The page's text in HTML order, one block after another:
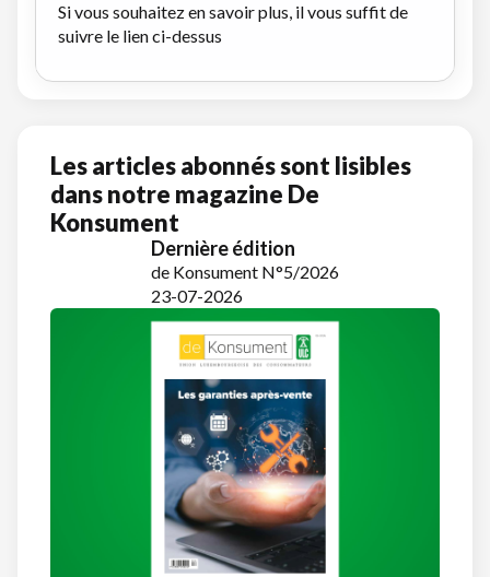
Si vous souhaitez en savoir plus, il vous suffit de
suivre le lien ci-dessus
Les articles abonnés sont lisibles
dans notre magazine De
Konsument
Dernière édition
de Konsument N°5/2026
23-07-2026